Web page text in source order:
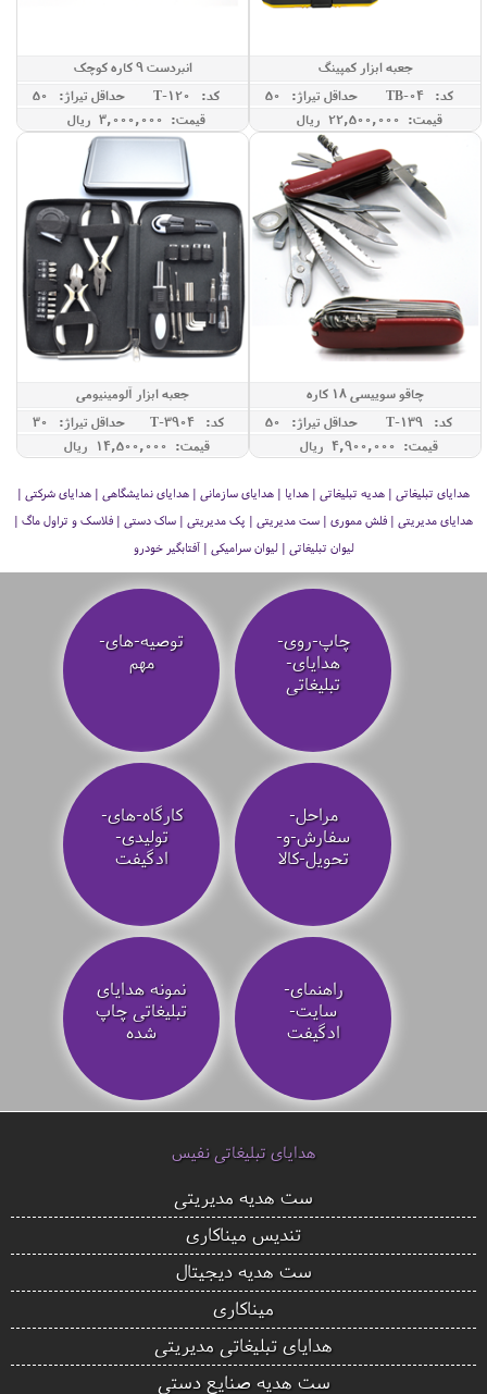
جعبه ابزار کمپینگ
کد: TB-04
حداقل تيراژ: 50
قیمت: 22,500,000 ريال
انبردست 9 کاره کوچک
کد: T-120
حداقل تيراژ: 50
قیمت: 3,000,000 ريال
چاقو سوییسی 18 کاره
کد: T-139
حداقل تيراژ: 50
قیمت: 4,900,000 ريال
جعبه ابزار آلومینیومی
کد: T-3904
حداقل تيراژ: 30
قیمت: 14,500,000 ريال
هدایای تبلیغاتی | هدیه تبلیغاتی | هدایا | هدایای سازمانی | هدایای نمایشگاهی | هدایای شرکتی |
هدایای مدیریتی | فلش مموری | ست مدیریتی | پک مدیریتی | ساک دستی | فلاسک و تراول ماگ |
لیوان تبلیغاتی | لیوان سرامیکی | آفتابگیر خودرو
چاپ-روی-
هدایای-
تبلیغاتی
توصیه‌-های-
مهم
مراحل-
سفارش-و-
تحویل-کالا
کارگاه-های-
تولیدی-
ادگیفت
راهنمای-
سایت-
ادگیفت
نمونه هدایای
تبلیغاتی چاپ
شده
هدایای تبلیغاتی نفیس
ست هدیه مدیریتی
تندیس میناکاری
ست هدیه دیجیتال
میناکاری
هدایای تبلیغاتی مدیریتی
ست هدیه صنایع دستی